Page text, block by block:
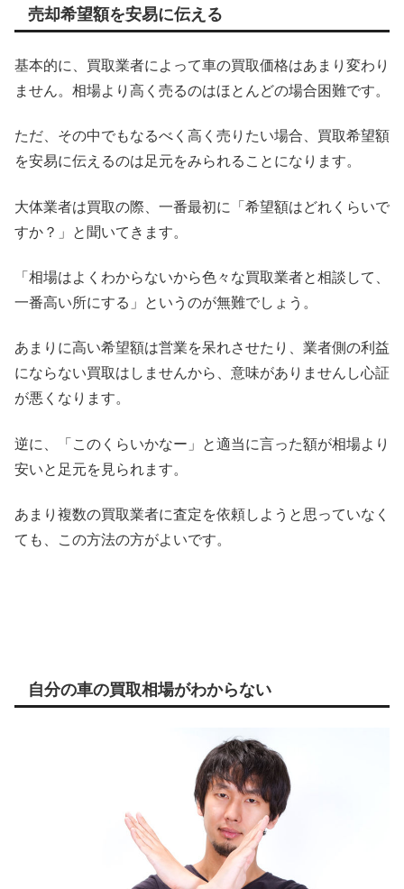
売却希望額を安易に伝える
基本的に、買取業者によって車の買取価格はあまり変わり
ません。相場より高く売るのはほとんどの場合困難です。
ただ、その中でもなるべく高く売りたい場合、買取希望額
を安易に伝えるのは足元をみられることになります。
大体業者は買取の際、一番最初に「希望額はどれくらいで
すか？」と聞いてきます。
「相場はよくわからないから色々な買取業者と相談して、
一番高い所にする」というのが無難でしょう。
あまりに高い希望額は営業を呆れさせたり、業者側の利益
にならない買取はしませんから、意味がありませんし心証
が悪くなります。
逆に、「このくらいかなー」と適当に言った額が相場より
安いと足元を見られます。
あまり複数の買取業者に査定を依頼しようと思っていなく
ても、この方法の方がよいです。
自分の車の買取相場がわからない